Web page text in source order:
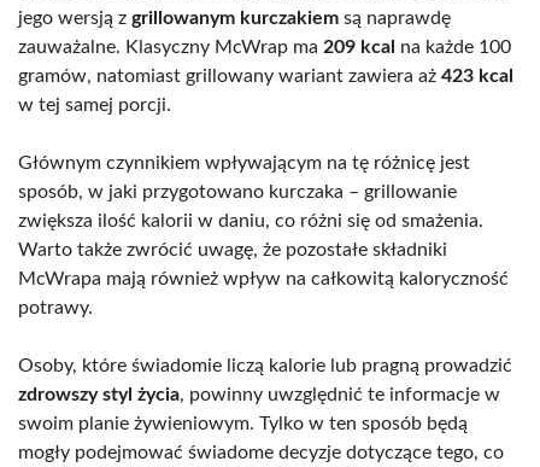
jego wersją z grillowanym kurczakiem są naprawdę
zauważalne. Klasyczny McWrap ma 209 kcal na każde 100
gramów, natomiast grillowany wariant zawiera aż 423 kcal
w tej samej porcji.
Głównym czynnikiem wpływającym na tę różnicę jest
sposób, w jaki przygotowano kurczaka – grillowanie
zwiększa ilość kalorii w daniu, co różni się od smażenia.
Warto także zwrócić uwagę, że pozostałe składniki
McWrapa mają również wpływ na całkowitą kaloryczność
potrawy.
Osoby, które świadomie liczą kalorie lub pragną prowadzić
zdrowszy styl życia, powinny uwzględnić te informacje w
swoim planie żywieniowym. Tylko w ten sposób będą
mogły podejmować świadome decyzje dotyczące tego, co